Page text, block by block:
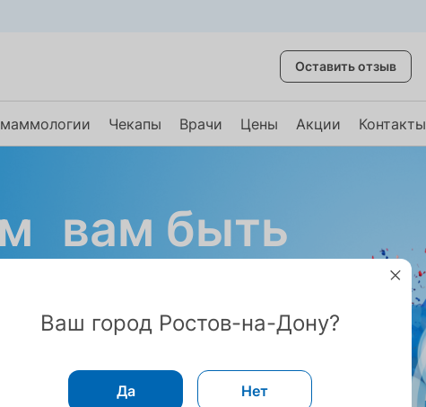
Оставить отзыв
Чекапы Врачи Цены Акции Контакты
вам быть
– неизменна.
Ваш город Ростов-на-Дону?
Да Нет